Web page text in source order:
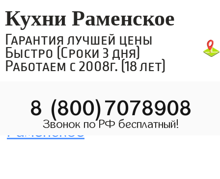
Кухни Раменское
Гарантия лучшей цены
Быстро (Сроки 3 дня)
Работаем с 2008г. (18 лет)
8 (800)7078908
Звонок по РФ бесплатный!